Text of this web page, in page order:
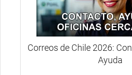
Correos de Chile 2026:
Ayuda